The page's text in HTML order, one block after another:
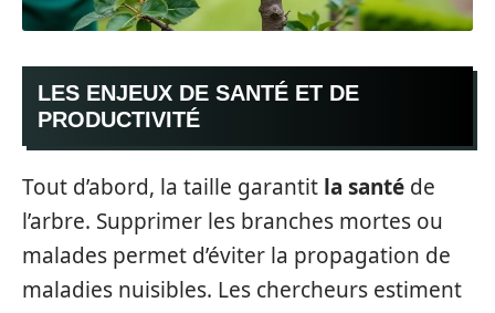
LES ENJEUX DE SANTÉ ET DE
PRODUCTIVITÉ
Tout d’abord, la taille garantit la santé de
l’arbre. Supprimer les branches mortes ou
malades permet d’éviter la propagation de
maladies nuisibles. Les chercheurs estiment